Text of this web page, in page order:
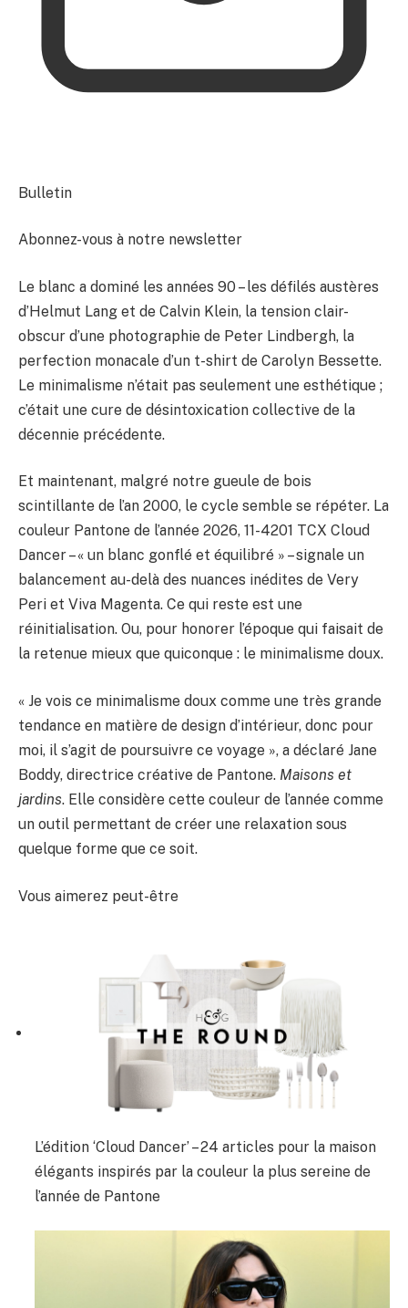
Bulletin
Abonnez-vous à notre newsletter
Le blanc a dominé les années 90 – les défilés austères
d’Helmut Lang et de Calvin Klein, la tension clair-
obscur d’une photographie de Peter Lindbergh, la
perfection monacale d’un t-shirt de Carolyn Bessette.
Le minimalisme n’était pas seulement une esthétique ;
c’était une cure de désintoxication collective de la
décennie précédente.
Et maintenant, malgré notre gueule de bois
scintillante de l’an 2000, le cycle semble se répéter. La
couleur Pantone de l’année 2026, 11-4201 TCX Cloud
Dancer – « un blanc gonflé et équilibré » – signale un
balancement au-delà des nuances inédites de Very
Peri et Viva Magenta. Ce qui reste est une
réinitialisation. Ou, pour honorer l’époque qui faisait de
la retenue mieux que quiconque : le minimalisme doux.
« Je vois ce minimalisme doux comme une très grande
tendance en matière de design d’intérieur, donc pour
moi, il s’agit de poursuivre ce voyage », a déclaré Jane
Boddy, directrice créative de Pantone. Maisons et
jardins. Elle considère cette couleur de l’année comme
un outil permettant de créer une relaxation sous
quelque forme que ce soit.
Vous aimerez peut-être
L’édition ‘Cloud Dancer’ – 24 articles pour la maison
élégants inspirés par la couleur la plus sereine de
l’année de Pantone